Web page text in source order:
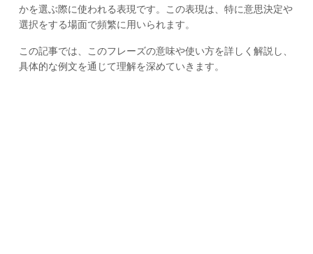
かを選ぶ際に使われる表現です。この表現は、特に意思決定や
選択をする場面で頻繁に用いられます。
この記事では、このフレーズの意味や使い方を詳しく解説し、
具体的な例文を通じて理解を深めていきます。